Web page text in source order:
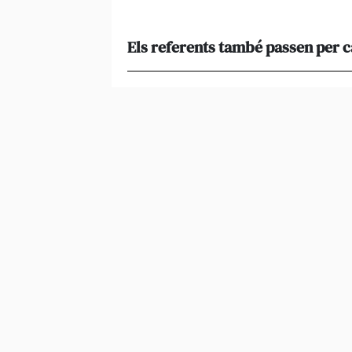
Els referents també passen per